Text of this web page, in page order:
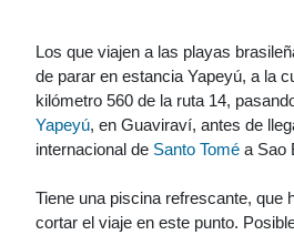
Los que viajen a las playas
de parar en estancia Yapeyú, a la
kilómetro 560 de la ruta 14,
Yapeyú, en Guaviraví, antes de
internacional de Santo Tomé a Sao
Tiene una piscina refrescante, que
cortar el viaje en este punto.